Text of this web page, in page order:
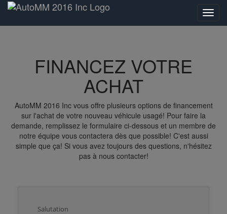
FINANCEZ VOTRE
ACHAT
AutoMM 2016 Inc vous offre plusieurs options de financement
sur l'achat de votre nouveau véhicule usagé! Pour faire la
demande, remplissez le formulaire ci-dessous et un membre de
notre équipe vous contactera dès que possible! C'est aussi
simple que ça! Si vous avez toujours des questions, n'hésitez
pas à nous contacter!
Salutation